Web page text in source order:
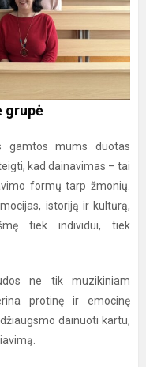
grupė
gamtos mums duotas
kad dainavimas – tai
formų tarp žmonių.
istoriją ir kultūrą,
tiek individui, tiek
ne tik muzikiniam
protinę ir emocinę
dainuoti kartu,